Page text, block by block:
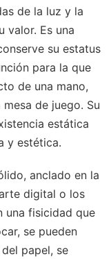
de la luz y la
valor. Es una
su estatus
para la que
de una mano,
de juego. Su
estática
y estética.
anclado en la
digital o los
una fisicidad que
se pueden
papel, se